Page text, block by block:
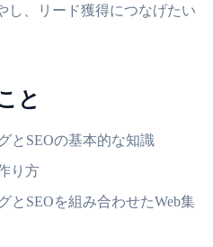
し、リード獲得につなげたい
と
とSEOの基本的な知識
り方
とSEOを組み合わせたWeb集